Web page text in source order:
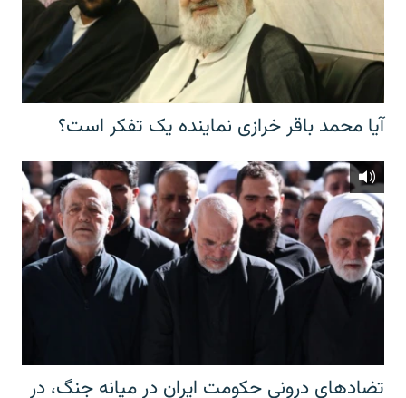
آیا محمد باقر خرازی نماینده یک تفکر است؟
تضادهای درونی حکومت ایران در میانه جنگ، در